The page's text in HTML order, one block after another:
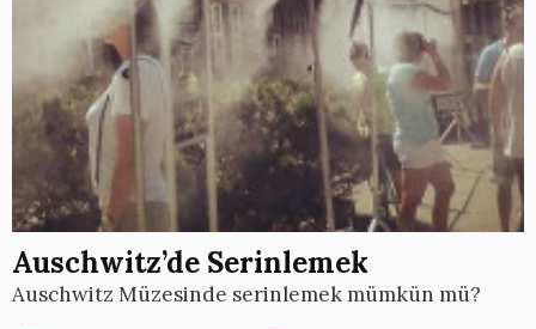
Auschwitz’de Serinlemek
Auschwitz Müzesinde serinlemek mümkün mü?